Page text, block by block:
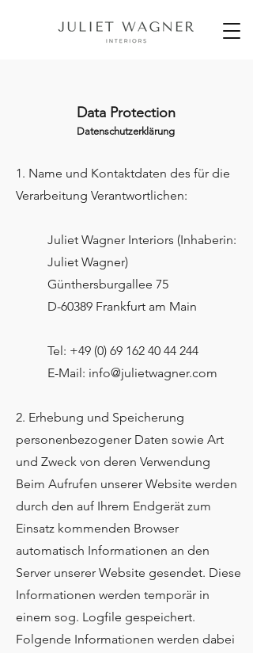
Data Protection
Datenschutzerklärung
1. Name und Kontaktdaten des für die
Verarbeitung Verantwortlichen:
Juliet Wagner Interiors (Inhaberin:
Juliet Wagner)
Günthersburgallee 75
D-60389 Frankfurt am Main
Tel: +49 (0) 69 162 40 44 244
E-Mail: info@julietwagner.com
2. Erhebung und Speicherung
personenbezogener Daten sowie Art
und Zweck von deren Verwendung
Beim Aufrufen unserer Website werden
durch den auf Ihrem Endgerät zum
Einsatz kommenden Browser
automatisch Informationen an den
Server unserer Website gesendet. Diese
Informationen werden temporär in
einem sog. Logfile gespeichert.
Folgende Informationen werden dabei